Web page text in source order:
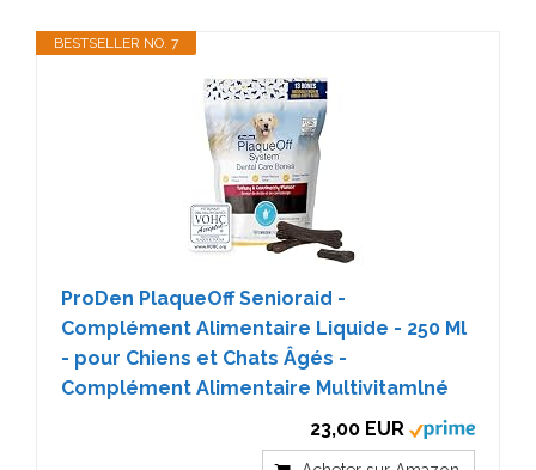
BESTSELLER NO. 7
ProDen PlaqueOff Senioraid -
Complément Alimentaire Liquide - 250 Ml
- pour Chiens et Chats Âgés -
Complément Alimentaire Multivitamlné
23,00 EUR